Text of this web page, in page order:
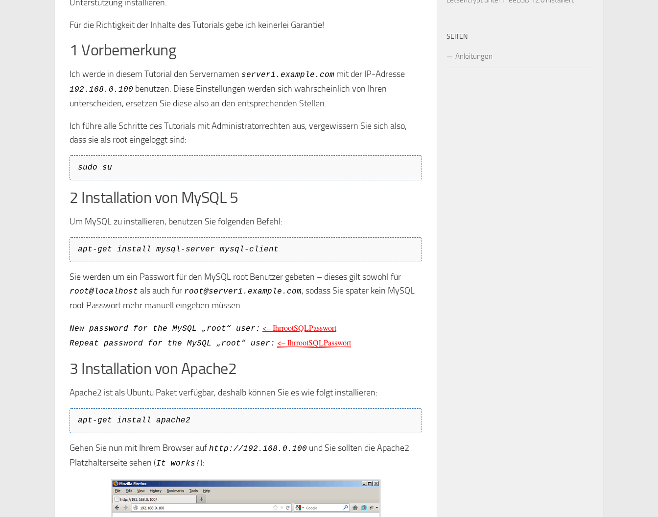
Unterstützung installieren.
Für die Richtigkeit der Inhalte des Tutorials gebe ich keinerlei Garantie!
1 Vorbemerkung
Ich werde in diesem Tutorial den Servernamen server1.example.com mit der IP-Adresse
192.168.0.100 benutzen. Diese Einstellungen werden sich wahrscheinlich von Ihren
unterscheiden, ersetzen Sie diese also an den entsprechenden Stellen.
Ich führe alle Schritte des Tutorials mit Administratorrechten aus, vergewissern Sie sich also,
dass sie als root eingeloggt sind:
sudo su
2 Installation von MySQL 5
Um MySQL zu installieren, benutzen Sie folgenden Befehl:
apt-get install mysql-server mysql-client
Sie werden um ein Passwort für den MySQL root Benutzer gebeten – dieses gilt sowohl für
root@localhost als auch für root@server1.example.com, sodass Sie später kein MySQL
root Passwort mehr manuell eingeben müssen:
New password for the MySQL „root“ user: <– IhrrootSQLPasswort
Repeat password for the MySQL „root“ user: <– IhrrootSQLPasswort
3 Installation von Apache2
Apache2 ist als Ubuntu Paket verfügbar, deshalb können Sie es wie folgt installieren:
apt-get install apache2
Gehen Sie nun mit Ihrem Browser auf http://192.168.0.100 und Sie sollten die Apache2
Platzhalterseite sehen (It works! ):
SEITEN
Anleitungen